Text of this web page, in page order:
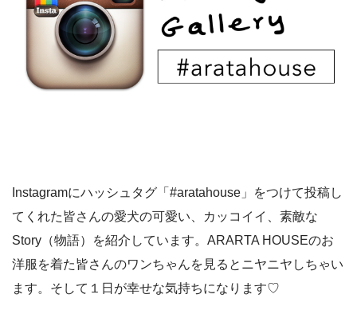
Instagramにハッシュタグ「#aratahouse」をつけて投稿し
てくれた皆さんの愛犬の可愛い、カッコイイ、素敵な
Story（物語）を紹介しています。ARARTA HOUSEのお
洋服を着た皆さんのワンちゃんを見るとニヤニヤしちゃい
ます。そして１日が幸せな気持ちになります♡